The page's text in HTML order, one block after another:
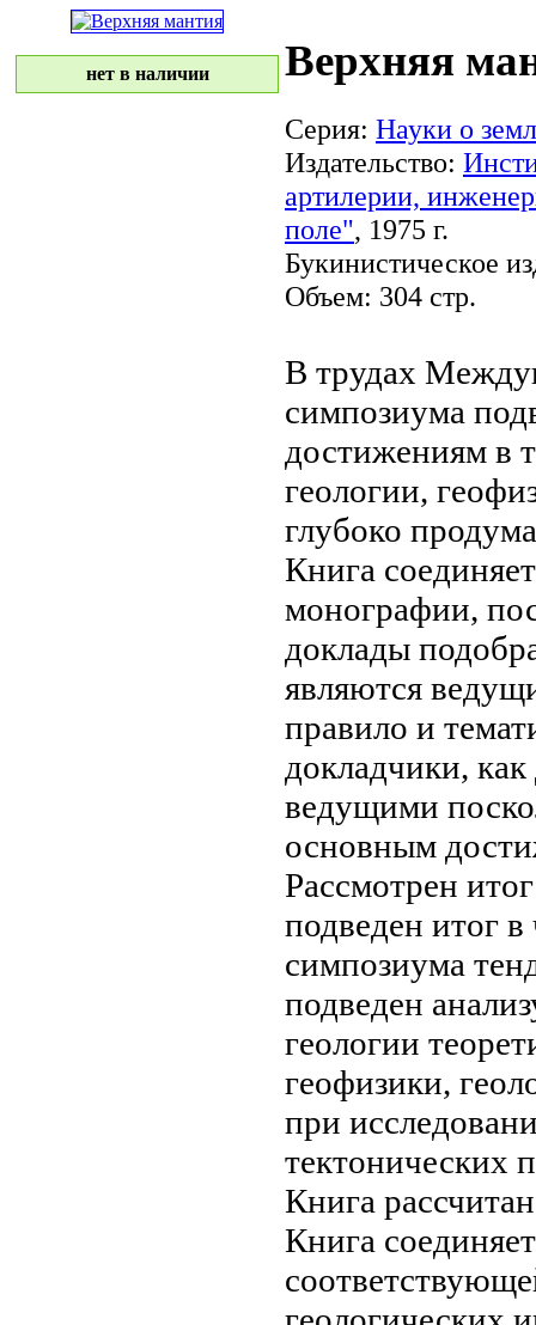
нет в наличии Верхняя
Серия: Науки о
Издательство:
артилерии,
поле", 1975 г.
Букинистическое
Объем: 304 стр.
В трудах
симпозиума
достижениям в
геологии,
глубоко
Книга
монографии,
доклады
являются
правило и
докладчики, как
ведущими
основным
Рассмотрен
подведен итог в
симпозиума
подведен
геологии
геофизики,
при
тектонических
Книга
Книга соединяет